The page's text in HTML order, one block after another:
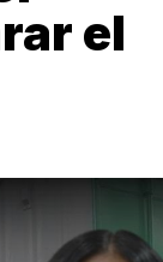
el